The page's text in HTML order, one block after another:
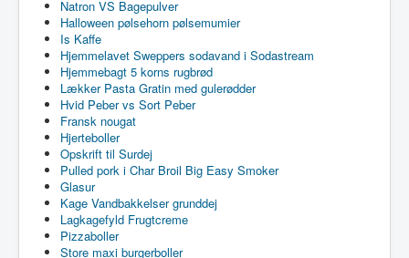
Natron VS Bagepulver
Halloween pølsehorn pølsemumier
Is Kaffe
Hjemmelavet Sweppers sodavand i Sodastream
Hjemmebagt 5 korns rugbrød
Lækker Pasta Gratin med gulerødder
Hvid Peber vs Sort Peber
Fransk nougat
Hjerteboller
Opskrift til Surdej
Pulled pork i Char Broil Big Easy Smoker
Glasur
Kage Vandbakkelser grunddej
Lagkagefyld Frugtcreme
Pizzaboller
Store maxi burgerboller